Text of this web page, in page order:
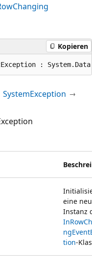
Kopieren
:
SystemException
eine
Instanz
tion-